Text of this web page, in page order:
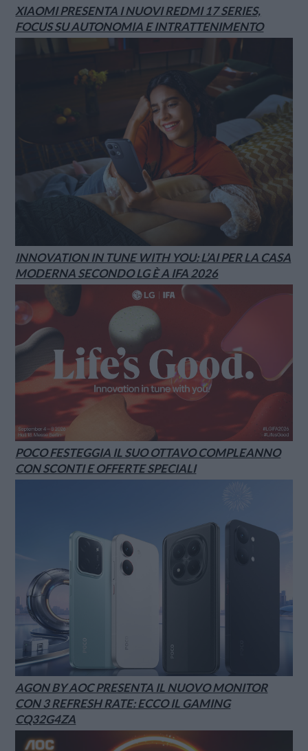
XIAOMI PRESENTA I NUOVI REDMI 17 SERIES,
FOCUS SU AUTONOMIA E INTRATTENIMENTO
INNOVATION IN TUNE WITH YOU: L’AI PER LA CASA
MODERNA SECONDO LG È A IFA 2026
POCO FESTEGGIA IL SUO OTTAVO COMPLEANNO
CON SCONTI E OFFERTE SPECIALI
AGON BY AOC PRESENTA IL NUOVO MONITOR
CON 3 REFRESH RATE: ECCO IL GAMING
CQ32G4ZA